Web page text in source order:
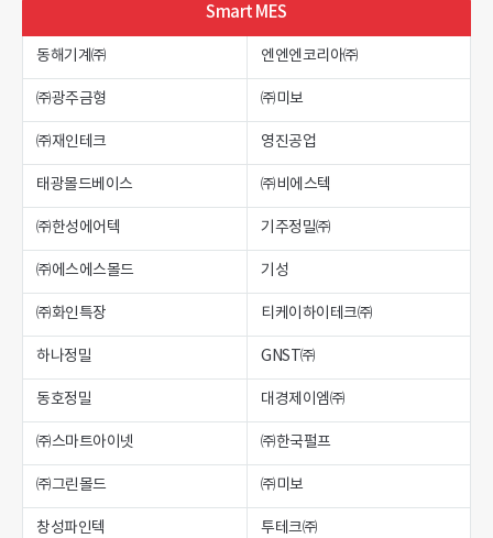
Smart MES
동해기계㈜ 엔엔엔코리아㈜
㈜광주금형 ㈜미보
㈜재인테크 영진공업
태광몰드베이스 ㈜비에스텍
㈜한성에어텍 기주정밀㈜
㈜에스에스몰드 기성
㈜화인특장 티케이하이테크㈜
하나정밀 GNST㈜
동호정밀 대경제이엠㈜
㈜스마트아이넷 ㈜한국펄프
㈜그린몰드 ㈜미보
창성파인텍 투테크㈜